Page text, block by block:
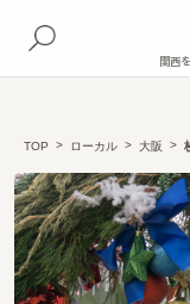
関西
TOP ローカル 大阪